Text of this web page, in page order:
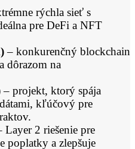
rýchla sieť s
pre DeFi a NFT
– konkurenčný blockchain
dôrazom na
– projekt, ktorý spája
kľúčový pre
Layer 2 riešenie pre
poplatky a zlepšuje